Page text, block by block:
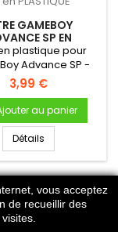
GAMEBOY
SP EN
plastique pour
Advance SP -
- Uniquement
pour...
3,99 €
au panier
Détails
GAMEBOY
vous acceptez
de recueillir des